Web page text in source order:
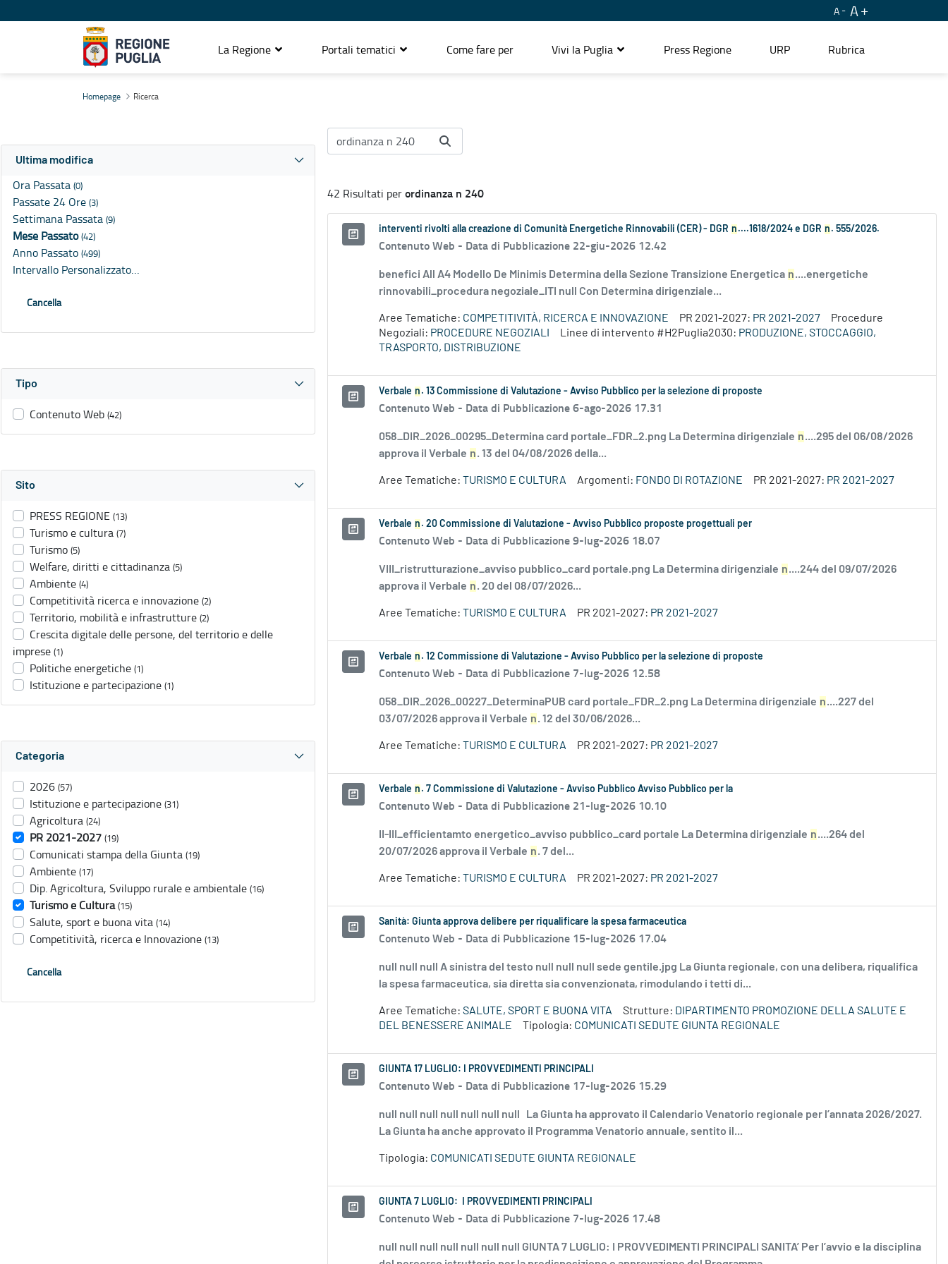
A A
La Regione Portali tematici Come fare per Vivi la Puglia Press Regione URP Rubrica
Homepage Ricerca
Ultima modifica
Ora Passata (0)
Passate 24 Ore (3)
Settimana Passata (9)
Mese Passato(42)
Anno Passato (499)
Intervallo Personalizzato…
Cancella
Tipo
Contenuto Web (42)
Sito
PRESS REGIONE (13)
Turismo e cultura (7)
Turismo (5)
Welfare, diritti e cittadinanza (5)
Ambiente (4)
Competitività ricerca e innovazione (2)
Territorio, mobilità e infrastrutture (2)
Crescita digitale delle persone, del territorio e delle
imprese (1)
Politiche energetiche (1)
Istituzione e partecipazione (1)
Categoria
2026 (57)
Istituzione e partecipazione (31)
Agricoltura (24)
PR 2021-2027 (19)
Comunicati stampa della Giunta (19)
Ambiente (17)
Dip. Agricoltura, Sviluppo rurale e ambientale (16)
Turismo e Cultura (15)
Salute, sport e buona vita (14)
Competitività, ricerca e Innovazione (13)
Cancella
42 Risultati perordinanza n 240
interventi rivolti alla creazione di Comunità Energetiche Rinnovabili (CER) - DGR n ....1618/2024 e DGR n . 555/2026.
Contenuto Web - Data di Pubblicazione 22-giu-2026 12.42
benefici All A4 Modello De Minimis Determina della Sezione Transizione Energetica n....energetiche
rinnovabili_procedura negoziale_ITI null Con Determina dirigenziale...
Aree Tematiche: COMPETITIVITÀ, RICERCA E INNOVAZIONE PR 2021-2027: PR 2021-2027
Procedure
Negoziali: PROCEDURE NEGOZIALI Linee di intervento #H2Puglia2030: PRODUZIONE, STOCCAGGIO,
TRASPORTO, DISTRIBUZIONE
Verbale n . 13 Commissione di Valutazione - Avviso Pubblico per la selezione di proposte
Contenuto Web - Data di Pubblicazione 6-ago-2026 17.31
058_DIR_2026_00295_Determina card portale_FDR_2.png La Determina dirigenziale n....295 del 06/08/2026
approva il Verbale n. 13 del 04/08/2026 della...
Aree Tematiche: TURISMO E CULTURA Argomenti: FONDO DI ROTAZIONE PR 2021-2027: PR 2021-2027
Verbale n . 20 Commissione di Valutazione - Avviso Pubblico proposte progettuali per
Contenuto Web - Data di Pubblicazione 9-lug-2026 18.07
VIII_ristrutturazione_avviso pubblico_card portale.png La Determina dirigenziale n....244 del 09/07/2026
approva il Verbale n. 20 del 08/07/2026...
Aree Tematiche: TURISMO E CULTURA PR 2021-2027: PR 2021-2027
Verbale n . 12 Commissione di Valutazione - Avviso Pubblico per la selezione di proposte
Contenuto Web - Data di Pubblicazione 7-lug-2026 12.58
058_DIR_2026_00227_DeterminaPUB card portale_FDR_2.png La Determina dirigenziale n....227 del
03/07/2026 approva il Verbale n. 12 del 30/06/2026...
Aree Tematiche: TURISMO E CULTURA PR 2021-2027: PR 2021-2027
Verbale n . 7 Commissione di Valutazione - Avviso Pubblico Avviso Pubblico per la
Contenuto Web - Data di Pubblicazione 21-lug-2026 10.10
II-III_efficientamto energetico_avviso pubblico_card portale La Determina dirigenziale n....264 del
20/07/2026 approva il Verbale n. 7 del...
Aree Tematiche: TURISMO E CULTURA PR 2021-2027: PR 2021-2027
Sanità: Giunta approva delibere per riqualificare la spesa farmaceutica
Contenuto Web - Data di Pubblicazione 15-lug-2026 17.04
null null null A sinistra del testo null null null sede gentile.jpg La Giunta regionale, con una delibera, riqualifica
la spesa farmaceutica, sia diretta sia convenzionata, rimodulando i tetti di...
Aree Tematiche: SALUTE, SPORT E BUONA VITA Strutture: DIPARTIMENTO PROMOZIONE DELLA SALUTE E
DEL BENESSERE ANIMALE
Tipologia: COMUNICATI SEDUTE GIUNTA REGIONALE
GIUNTA 17 LUGLIO: I PROVVEDIMENTI PRINCIPALI
Contenuto Web - Data di Pubblicazione 17-lug-2026 15.29
null null null null null null null La Giunta ha approvato il Calendario Venatorio regionale per l’annata 2026/2027.
La Giunta ha anche approvato il Programma Venatorio annuale, sentito il...
Tipologia: COMUNICATI SEDUTE GIUNTA REGIONALE
GIUNTA 7 LUGLIO: I PROVVEDIMENTI PRINCIPALI
Contenuto Web - Data di Pubblicazione 7-lug-2026 17.48
null null null null null null null GIUNTA 7 LUGLIO: I PROVVEDIMENTI PRINCIPALI SANITA’ Per l’avvio e la disciplina